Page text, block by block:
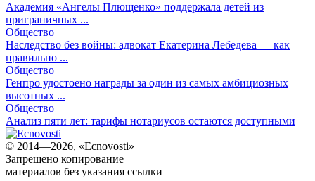
Академия «Ангелы Плющенко» поддержала детей из
приграничных ...
Общество
Наследство без войны: адвокат Екатерина Лебедева — как
правильно ...
Общество
Генпро удостоено награды за один из самых амбициозных
высотных ...
Общество
Анализ пяти лет: тарифы нотариусов остаются доступными
© 2014—2026, «Ecnovosti»
Запрещено копирование
материалов без указания ссылки